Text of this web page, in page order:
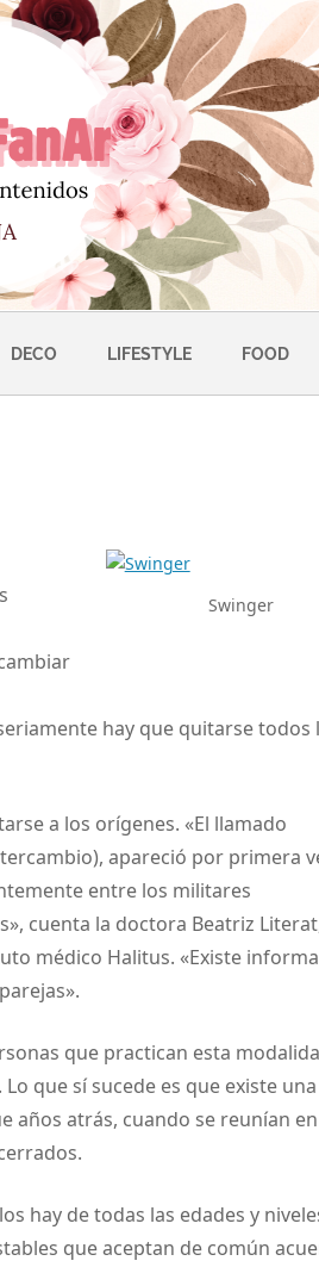
DECO LIFESTYLE FOOD
Swinger
hay que quitarse todos
a los orígenes. «El llamado
apareció por primera
entre los militares
cuenta la doctora Beatriz
médico Halitus. «Existe
que practican esta
que sí sucede es que existe una
años atrás, cuando se reunían en
hay de todas las edades y
que aceptan de común